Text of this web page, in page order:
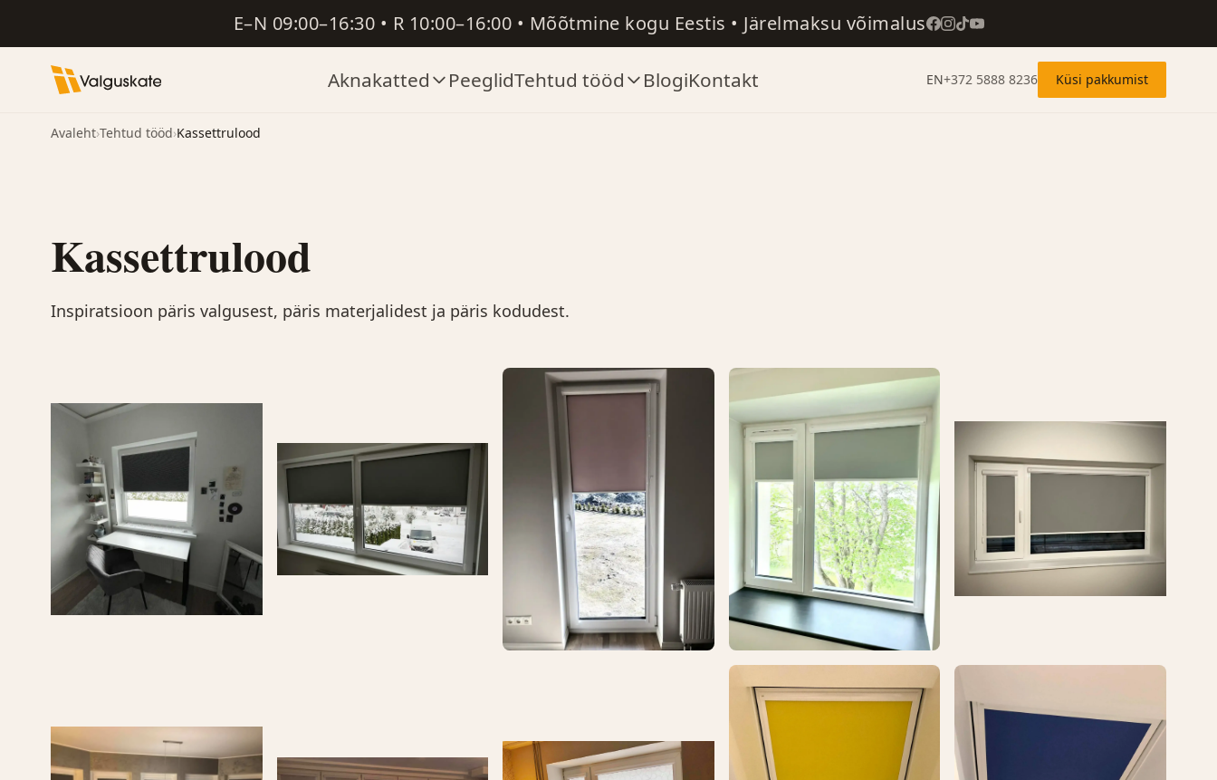
E–N 09:00–16:30 • R 10:00–16:00 • Mõõtmine kogu Eestis • Järelmaksu võimalus
Aknakatted PeeglidTehtud tööd BlogiKontakt EN+372 5888 8236 Küsi pakkumist
Avaleht›Tehtud tööd›Kassettrulood
Kassettrulood
Inspiratsioon päris valgusest, päris materjalidest ja päris kodudest.